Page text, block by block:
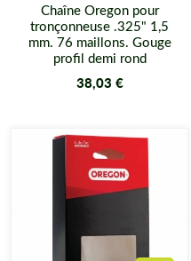
Chaîne Oregon pour
tronçonneuse .325" 1,5
mm. 76 maillons. Gouge
profil demi rond
38,03 €